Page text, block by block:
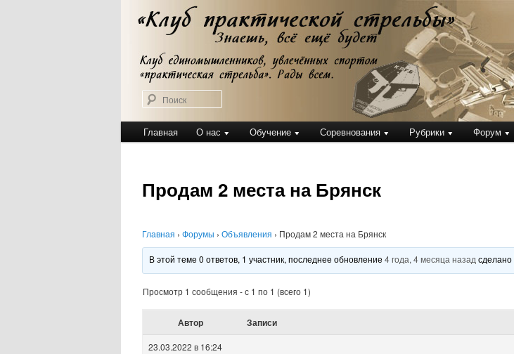
Клуб практической стрельбы
Клуб практической стрельбы
Главное
меню
Главная О нас Обучение Соревнования Рубрики Форум
Продам 2 места на Брянск
Главная › Форумы › Объявления › Продам 2 места на Брянск
В этой теме 0 ответов, 1 участник, последнее обновление4 года, 4 месяца назадсделано
Просмотр 1 сообщения - с 1 по 1 (всего 1)
Автор Записи
23.03.2022 в 16:24